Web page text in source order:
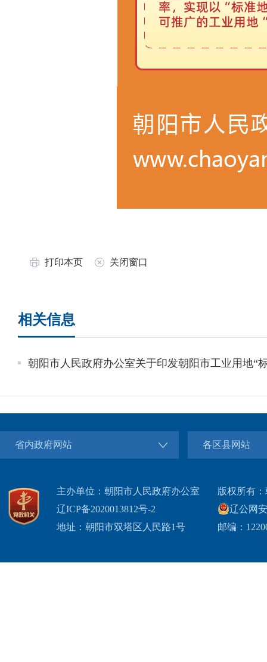
打印本页 关闭窗口
相关信息
朝阳市人民政府办公室关于印发朝阳市工业用地“
省内政府网站 各区县网站
主办单位：朝阳市人民政府办公室
辽ICP备2020013812号-2
地址：朝阳市双塔区人民路1号
版权所有
辽公网
邮编：